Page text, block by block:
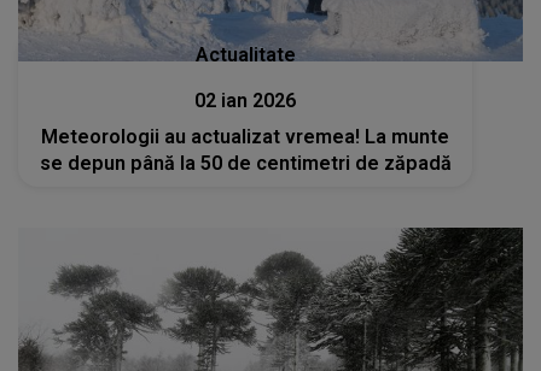
Actualitate
02 ian 2026
Meteorologii au actualizat vremea! La munte
se depun până la 50 de centimetri de zăpadă